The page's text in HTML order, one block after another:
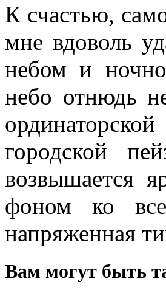
К счастью,
мне вдоволь
небом и
небо отнюдь
городской
возвышается
фоном ко
напряженная
Вам могут быть